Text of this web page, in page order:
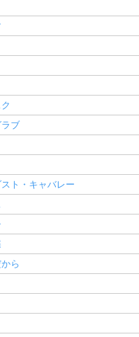
ブ
ト・キャバレー
ら